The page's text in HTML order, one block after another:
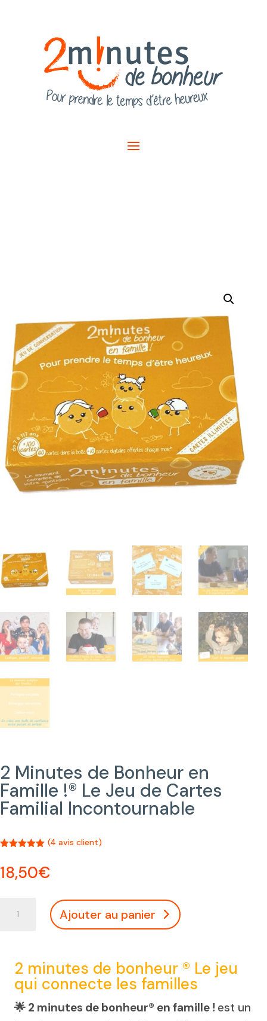
2 Minutes de Bonheur en
Famille !® Le Jeu de Cartes
Familial Incontournable
basé sur
notation
(4 avis client)
18,50€
Bonheur
Famille !
Ajouter au panier
2 minutes de bonheur ® Le jeu
qui connecte les familles
🌟 2 minutes de bonheur® en famille ! est un